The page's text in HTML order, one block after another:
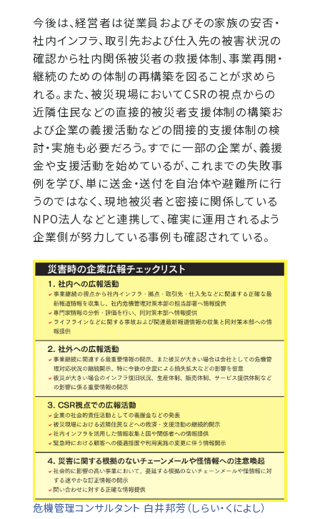
今後は、経営者は従業員およびその家族の安否・
社内インフラ、取引先および仕入先の被害状況の
確認から社内関係被災者の救援体制、事業再開・
継続のための体制の再構築を図ることが求めら
れる。また、被災現場においてCSRの視点からの
近隣住民などの直接的被災者支援体制の構築お
よび企業の義援活動などの間接的支援体制の検
討・実施も必要だろう。すでに一部の企業が、義援
金や支援活動を始めているが、これまでの失敗事
例を学び、単に送金・送付を自治体や避難所に行
うのではなく、現地被災者と密接に関係している
NPO法人などと連携して、確実に運用されるよう
企業側が努力している事例も確認されている。
危機管理コンサルタント 白井邦芳（しらい・くによし）